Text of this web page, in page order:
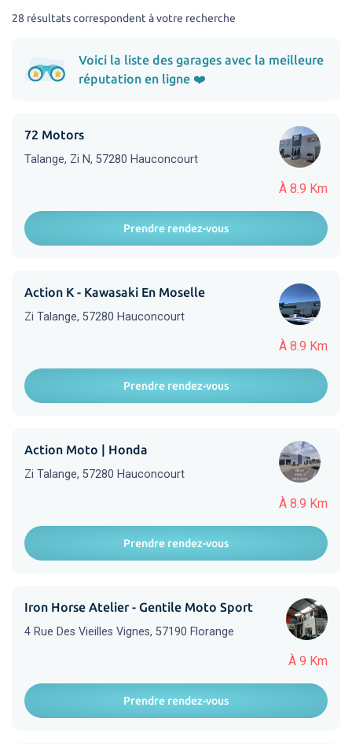
28 résultats correspondent à votre recherche
Voici la liste des garages avec la meilleure
réputation en ligne ❤️
À 8.9 Km
72 Motors
Talange, Zi N, 57280 Hauconcourt
Prendre rendez-vous
À 8.9 Km
Action K - Kawasaki En Moselle
Zi Talange, 57280 Hauconcourt
Prendre rendez-vous
À 8.9 Km
Action Moto | Honda
Zi Talange, 57280 Hauconcourt
Prendre rendez-vous
À 9 Km
Iron Horse Atelier - Gentile Moto Sport
4 Rue Des Vieilles Vignes, 57190 Florange
Prendre rendez-vous